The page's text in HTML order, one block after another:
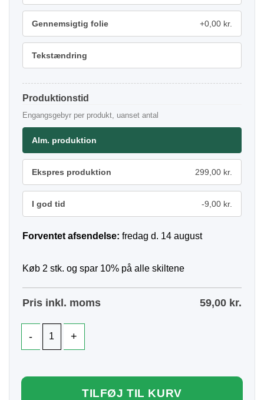
Gennemsigtig folie +0,00 kr.
Tekstændring
Produktionstid
Engangsgebyr per produkt, uanset antal
Alm. produktion
Ekspres produktion 299,00 kr.
I god tid -9,00 kr.
Forventet afsendelse: fredag d. 14 august
Køb 2 stk. og spar 10% på alle skiltene
Pris inkl. moms 59,00 kr.
TILFØJ TIL KURV